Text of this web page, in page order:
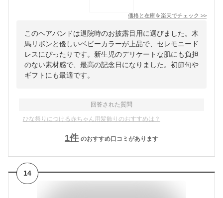
価格と在庫を楽天でチェック >>
このヘアバンドは退院時のお披露目用に選びました。木
馬リボンと優しいベビーカラーが上品で、セレモニード
レスにぴったりです。新生児のデリケートな肌にも負担
のない素材感で、最高の記念日になりました。初節句や
ギフトにも最適です。
回答された質問
ひな祭りにつける赤ちゃん用髪飾りのおすすめは？
1件 のおすすめ口コミがあります
14